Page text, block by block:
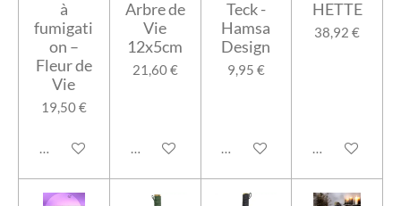
à
fumigati
on –
Fleur de
Vie
19,50 €
Ajouter au panier
Arbre de
Vie
12x5cm
21,60 €
Ajouter au panier
Teck -
Hamsa
Design
9,95 €
M'avertir si disponible
HETTE
38,92 €
Ajouter au